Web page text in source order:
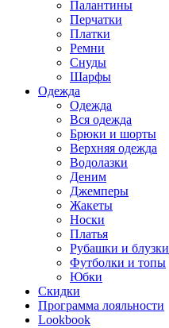
Палантины
Перчатки
Платки
Ремни
Снуды
Шарфы
Одежда
Одежда
Вся одежда
Брюки и шорты
Верхняя одежда
Водолазки
Деним
Джемперы
Жакеты
Носки
Платья
Рубашки и блузки
Футболки и топы
Юбки
Скидки
Программа лояльности
Lookbook